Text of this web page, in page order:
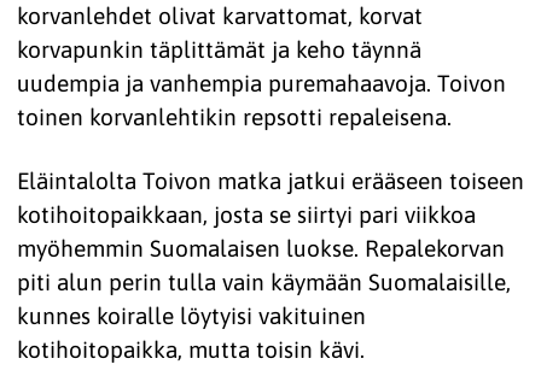
korvanlehdet olivat karvattomat, korvat
korvapunkin täplittämät ja keho täynnä
uudempia ja vanhempia puremahaavoja. Toivon
toinen korvanlehtikin repsotti repaleisena.
Eläintalolta Toivon matka jatkui erääseen toiseen
kotihoitopaikkaan, josta se siirtyi pari viikkoa
myöhemmin Suomalaisen luokse. Repalekorvan
piti alun perin tulla vain käymään Suomalaisille,
kunnes koiralle löytyisi vakituinen
kotihoitopaikka, mutta toisin kävi.